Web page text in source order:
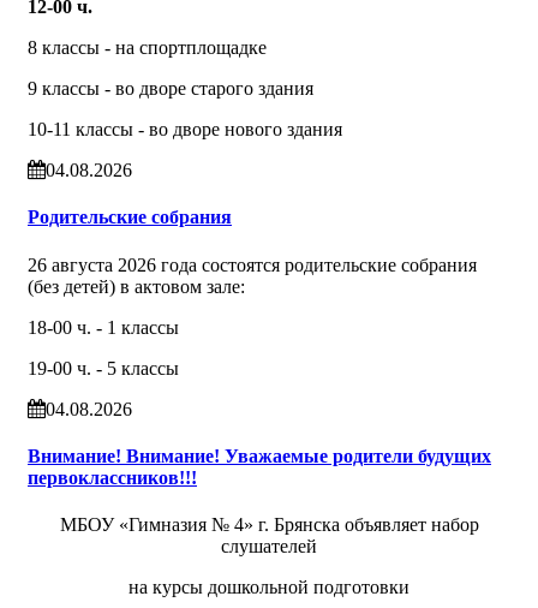
12-00 ч.
8 классы - на спортплощадке
9 классы - во дворе старого здания
10-11 классы - во дворе нового здания
04.08.2026
Родительские собрания
26 августа 2026 года состоятся родительские собрания
(без детей) в актовом зале:
18-00 ч. - 1 классы
19-00 ч. - 5 классы
04.08.2026
Внимание! Внимание! Уважаемые родители будущих
первоклассников!!!
МБОУ «Гимназия № 4» г. Брянска объявляет набор
слушателей
на курсы дошкольной подготовки